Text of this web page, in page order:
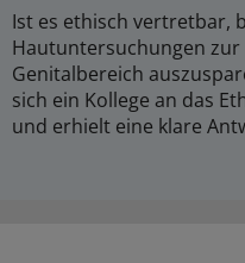
Ist es ethisch vertretbar,
Hautuntersuchungen
Genitalbereich
sich ein Kollege an das
und erhielt eine klare